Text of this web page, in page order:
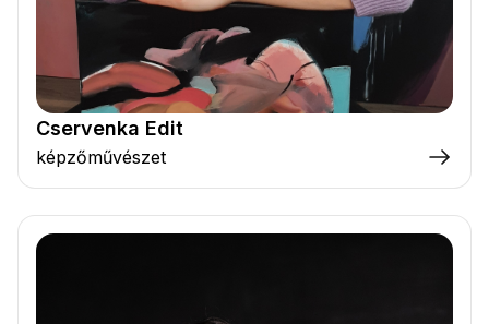
Cservenka Edit
képzőművészet